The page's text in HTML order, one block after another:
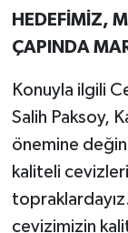
HEDEFİMİZ,
ÇAPINDA
Konuyla ilgili
Salih Paksoy,
önemine
kaliteli
cevizimizin